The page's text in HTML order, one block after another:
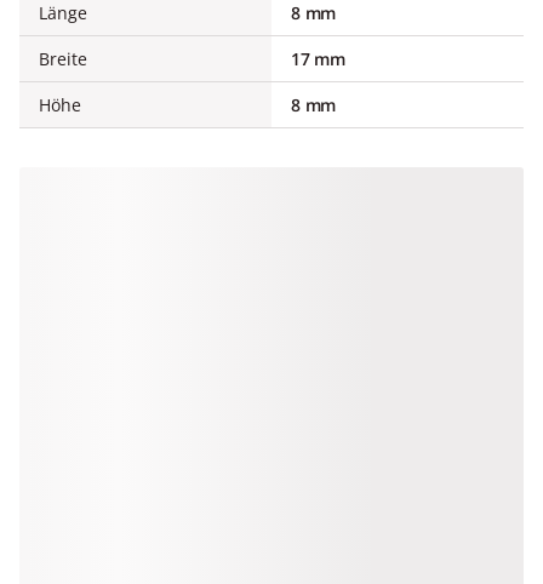
Länge
8 mm
Breite
17 mm
Höhe
8 mm